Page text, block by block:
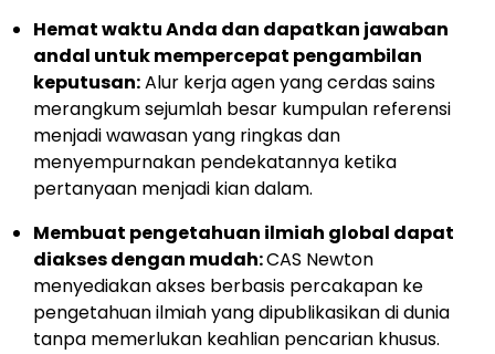
Hemat waktu Anda dan dapatkan jawaban
andal untuk mempercepat pengambilan
keputusan:Alur kerja agen yang cerdas sains
merangkum sejumlah besar kumpulan referensi
menjadi wawasan yang ringkas dan
menyempurnakan pendekatannya ketika
pertanyaan menjadi kian dalam.
Membuat pengetahuan ilmiah global dapat
diakses dengan mudah:CAS Newton
menyediakan akses berbasis percakapan ke
pengetahuan ilmiah yang dipublikasikan di dunia
tanpa memerlukan keahlian pencarian khusus.